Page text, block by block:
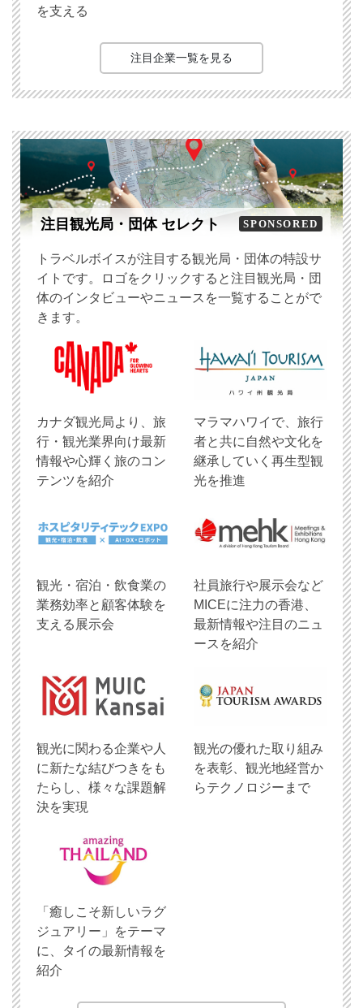
を支える
注目企業一覧を見る
注目観光局・団体 セレクト SPONSORED
トラベルボイスが注目する観光局・団体の特設サ
イトです。ロゴをクリックすると注目観光局・団
体のインタビューやニュースを一覧することがで
きます。
​カナダ観光局より、旅
行・観光業界向け最新
情報や心輝く旅のコン
テンツを紹介
マラマハワイで、旅行
者と共に自然や文化を
継承していく再生型観
光を推進
観光・宿泊・飲食業の
業務効率と顧客体験を
支える展示会
社員旅行や展示会など
MICEに注力の香港、
最新情報や注目のニュ
ースを紹介
観光に関わる企業や人
に新たな結びつきをも
たらし、様々な課題解
決を実現
観光の優れた取り組み
を表彰、観光地経営か
らテクノロジーまで
「癒しこそ新しいラグ
ジュアリー」をテーマ
に、タイの最新情報を
紹介